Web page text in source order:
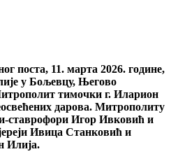
поста, 11. марта 2026. године,
у Бољевцу, Његово
тимочки г. Иларион
дарова. Митрополиту
ставрофори Игор Ивковић и
Ивица Станковић и
Илија.